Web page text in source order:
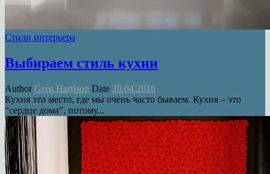
Стили интерьера
Выбираем стиль кухни
AuthorGreg Harrison Date 20.04.2016
Кухня это место, где мы очень часто бываем. Кухня – это
“сердце дома”, потому...